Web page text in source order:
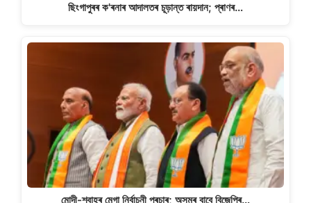
ছিংগাপুৰৰ ক'ৰনাৰ আদালতৰ চূড়ান্ত ৰায়দান; প্ৰাণৰ…
মোদী-শ্বাহৰ মেগা নিৰ্বাচনী প্ৰচাৰ; অসমৰ বাবে বিজেপিৰ…